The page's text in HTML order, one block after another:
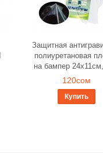
Защитная
полиуретановая
на бампер
120сом
Купить